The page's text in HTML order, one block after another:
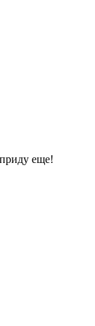
еще!